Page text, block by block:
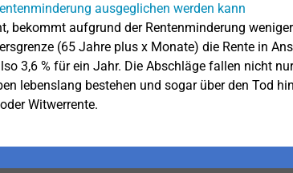
bekommt aufgrund der Rentenminderung
(65 Jahre plus x Monate) die Rente in
3,6 % für ein Jahr. Die Abschläge fallen nicht
lebenslang bestehen und sogar über den Tod
Witwerrente.